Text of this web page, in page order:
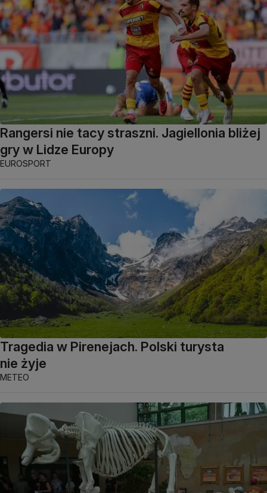
Rangersi nie tacy straszni. Jagiellonia bliżej
gry w Lidze Europy
EUROSPORT
Tragedia w Pirenejach. Polski turysta
nie żyje
METEO